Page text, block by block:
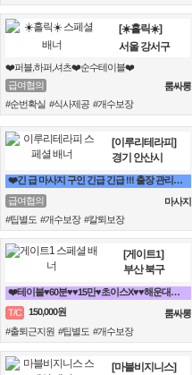
[☀️홀릭☀️]
서울 강서구
❤️퍼블,하퍼,셔츠❤️순수테이블❤️
급여협의
룸싸롱
#순번확실 #식사제공 #개수보장
[이루리테라피]
경기 안산시
❤️긴 급 마사지 구인 긴급 긴급 !!! 출장 관리사 구인❤️
급여협의
마사지
#팁별도 #개수보장 #칼퇴보장
[게이트1]
부산 북구
❤️테이블♥60분♥♥15만♥초이스X♥♥해운대서면연산동동래하단온천장룸빠룸싸롱❤️
T/C
150,000원
룸싸롱
#출퇴근지원 #팁별도 #개수보장
[마블비지니스]